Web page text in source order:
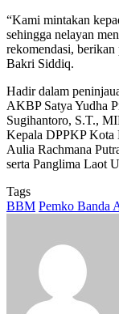
“Kami mintakan
sehingga nelayan
rekomendasi,
Bakri Siddiq.
Hadir dalam
AKBP Satya Yudha
Sugihantoro, S.T.,
Kepala DPPKP Kota
Aulia Rachmana
serta Panglima Laot
Tags
BBM Pemko Banda